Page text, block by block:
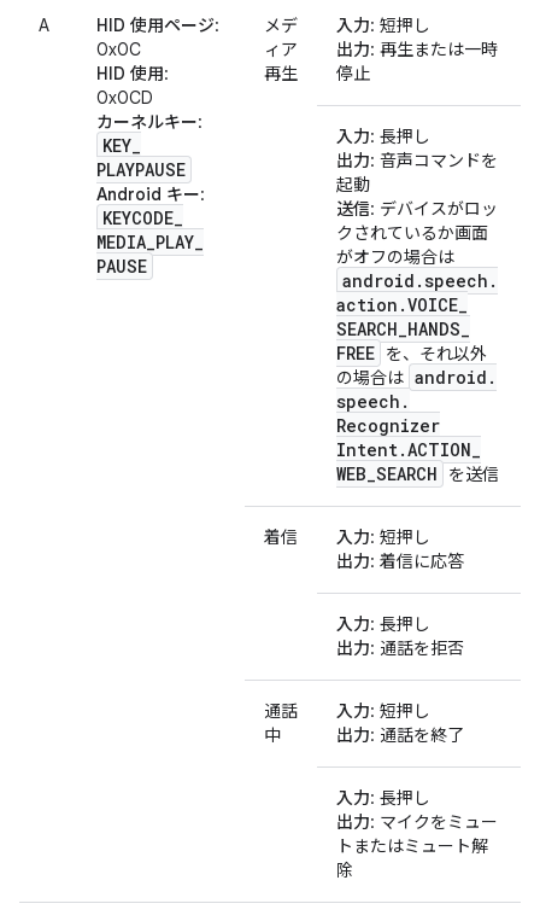
A HID 使用ページ:
0x0C
HID 使用:
0x0CD
カーネルキー:
KEY_
PLAYPAUSE
Android キー:
KEYCODE_
MEDIA_PLAY_
PAUSE
メデ
ィア
再生
入力: 短押し
出力: 再生または一時
停止
入力: 長押し
出力: 音声コマンドを
起動
送信: デバイスがロッ
クされているか画面
がオフの場合は
android .speech .
action .VOICE_
SEARCH_HANDS_
FREE を、それ以外
の場合は android .
speech .
Recognizer
Intent.ACTION_
WEB_SEARCH を送信
着信 入力: 短押し
出力: 着信に応答
入力: 長押し
出力: 通話を拒否
通話
中
入力: 短押し
出力: 通話を終了
入力: 長押し
出力: マイクをミュー
トまたはミュート解
除